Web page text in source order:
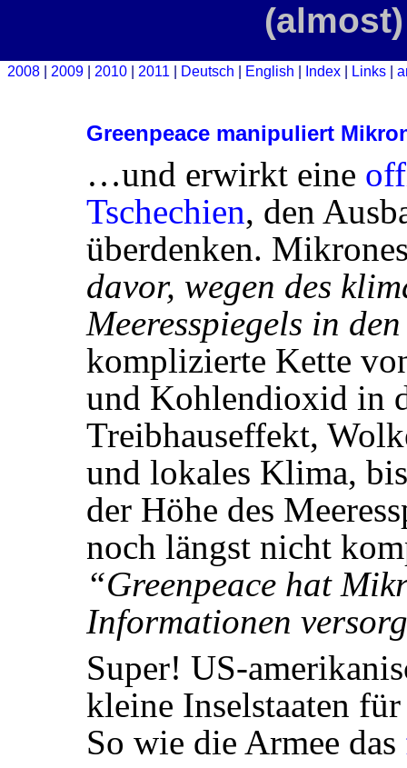
(almost)
2008 2009 2010 2011 Deutsch English Index Links
Greenpeace manipuliert
…und erwirkt eine
Tschechien, den
überdenken.
davor, wegen des
Meeresspiegels in
komplizierte Kette
und Kohlendioxid in
Treibhauseffekt,
und lokales Klima,
der Höhe des
noch längst nicht
“Greenpeace hat
Informationen
Super! US-
kleine Inselstaaten
So wie die Armee das